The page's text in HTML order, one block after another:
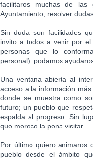
facilitaros muchas de
Ayuntamiento, resolver
Sin duda son facilidades
invito a todos a venir por
personas que lo
personal), podamos
Una ventana abierta al
acceso a la información
donde se muestra como
futuro; un pueblo que
espalda al progreso. Sin
que merece la pena visitar.
Por último quiero animaros
pueblo desde el ámbito